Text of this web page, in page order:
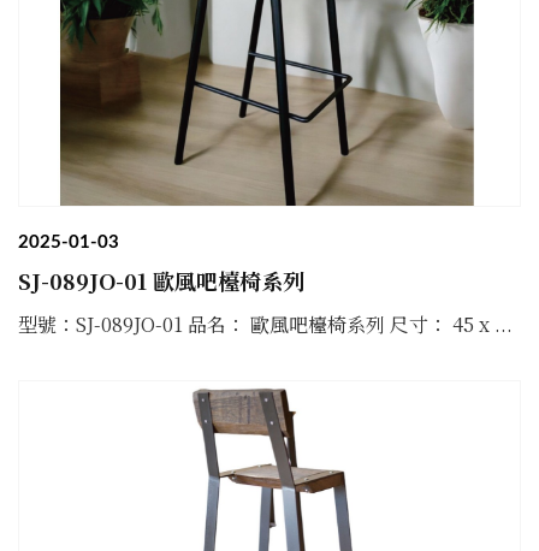
2025-01-03
SJ-089JO-01 歐風吧檯椅系列
型號：SJ-089JO-01 品名： 歐風吧檯椅系列 尺寸： 45 x ...